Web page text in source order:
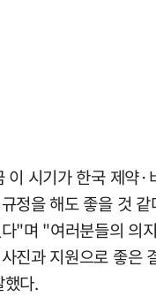
이 시기가 한국 제약·
정을 해도 좋을 것
"며 "여러분들의 의
진과 지원으로 좋은
다.